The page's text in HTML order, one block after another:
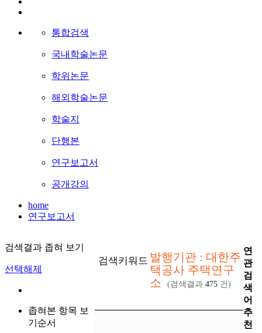
통합검색
국내학술논문
학위논문
해외학술논문
학술지
단행본
연구보고서
공개강의
home
연구보고서
검색결과 좁혀 보기
선택해제
좁혀본 항목 보
기순서
검색키워드 발행기관 : 대한주
택공사 주택연구
소
(검색결과 475 건)
연
관
검
색
어
추
천